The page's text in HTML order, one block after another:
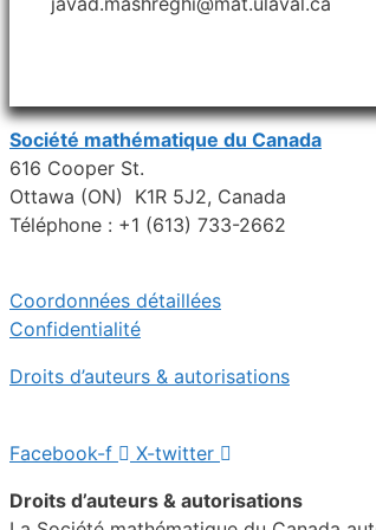
Société mathématique du Canada
616 Cooper St.
Ottawa (ON) K1R 5J2, Canada
Téléphone : +1 (613) 733-2662
Coordonnées détaillées
Confidentialité
Droits d’auteurs & autorisations
Facebook-f
X-twitter
Droits d’auteurs & autorisations